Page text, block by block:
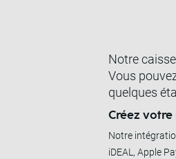
Notre
Vous
quelques
Créez
Notre
iDEAL, Apple